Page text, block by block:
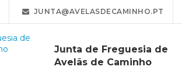
JUNTA@AVELASDECAMINHO.PT
Junta de Freguesia de
Avelãs de Caminho